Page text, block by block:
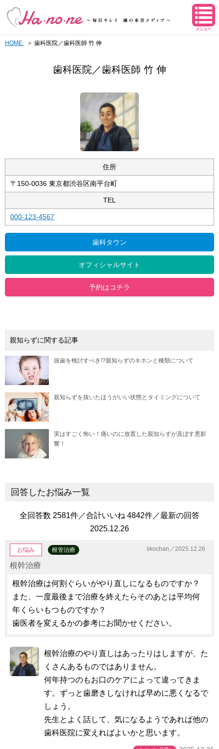
メニュー
HOME 歯科医院／歯科医師 竹 伸
歯科医院／歯科医師 竹 伸
住所
〒150-0036 東京都渋谷区南平台町
TEL
000-123-4567
歯科タウン
オフィシャルサイト
予約はコチラ
親知らずに関する記事
抜歯を検討すべき!?親知らずのキホンと種類について
親知らずを抜いたほうがいい状態とタイミングについて
実はすごく怖い！痛いのに放置した親知らずが及ぼす悪影
響！
回答したお悩み一覧
全回答数 2581件／合計いいね 4842件／最新の回答
2025.12.26
iikochan／2025.12.26
お悩み 根管治療
根幹治療
根幹治療は何割ぐらいがやり直しになるものですか？
また、一度最後まで治療を終えたらそのあとは平均何
年くらいもつものですか？
歯医者を変えるかの参考にお聞かせください。
根幹治療のやり直しはあったりはしますが、た
くさんあるものではありません。
何年持つのもお口のケアによって違ってきま
す。ずっと歯磨きしなければ早めに悪くなるで
しょう。
先生とよく話して、気になるようであれば他の
歯科医院に変えればよいかと思います。